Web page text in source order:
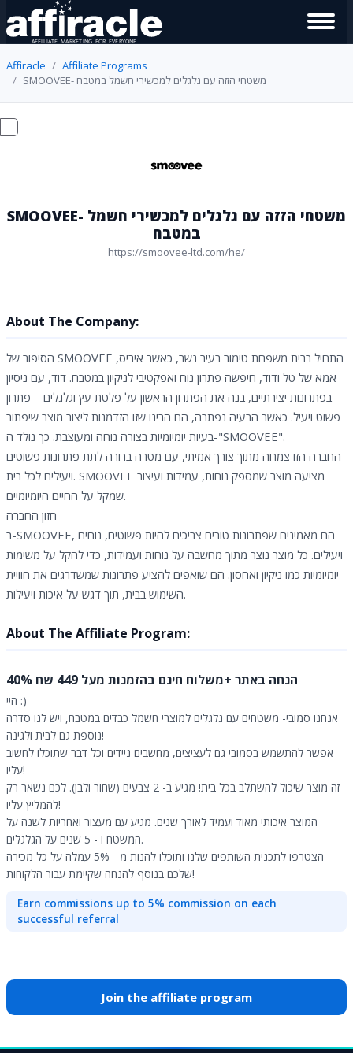
Affiracle
Affiliate Programs
SMOOVEE- משטחי הזזה עם גלגלים למכשירי חשמל במטבח
SMOOVEE- משטחי הזזה עם גלגלים למכשירי חשמל
במטבח
https://smoovee-ltd.com/he/
About The Company:
הסיפור של SMOOVEE התחיל בבית משפחת טימור בעיר נשר, כאשר איריס,
אמא של טל ודוד, חיפשה פתרון נוח ואפקטיבי לניקיון במטבח. דוד, עם ניסיון
בפתרונות יצירתיים, בנה את הפתרון הראשון על פלטת עץ וגלגלים – פתרון
פשוט ויעיל. כאשר הבעיה נפתרה, הם הבינו שזו הזדמנות ליצור מוצר שיפתור
בעיות יומיומיות בצורה נוחה ומעוצבת. כך נולד ה-"SMOOVEE".
החברה הזו צמחה מתוך צורך אמיתי, עם מטרה ברורה לתת פתרונות פשוטים
ויעילים לכל בית. SMOOVEE מציעה מוצר שמספק נוחות, עמידות ועיצוב
שמקל על החיים היומיומיים.
חזון החברה
ב-SMOOVEE, הם מאמינים שפתרונות טובים צריכים להיות פשוטים, נוחים
ויעילים. כל מוצר נוצר מתוך מחשבה על נוחות ועמידות, כדי להקל על משימות
יומיומיות כמו ניקיון ואחסון. הם שואפים להציע פתרונות שמשדרגים את חוויית
השימוש בבית, תוך דגש על איכות ויעילות.
About The Affiliate Program:
40% הנחה באתר +משלוח חינם בהזמנות מעל 449 שח
היי :)
אנחנו סמובי- משטחים עם גלגלים למוצרי חשמל כבדים במטבח, ויש לנו סדרה
נוספת גם לבית ולגינה!
אפשר להתשמש בסמובי גם לעציצים, מחשבים ניידים וכל דבר שתוכלו לחשוב
עליו!
זה מוצר שיכול להשתלב בכל בית! מגיע ב- 2 צבעים (שחור ולבן). לכם נשאר רק
להמליץ עליו!
המוצר איכותי מאוד ועמיד לאורך שנים. מגיע עם מעצור ואחריות לשנה על
המשטח ו - 5 שנים על הגלגלים.
הצטרפו לתכנית השותפים שלנו ותוכלו להנות מ - 5% עמלה על כל מכירה
שלכם בנוסף להנחה שקיימת עבור הלקוחות!
Earn commissions up to 5% commission on each
successful referral
Join the affiliate program